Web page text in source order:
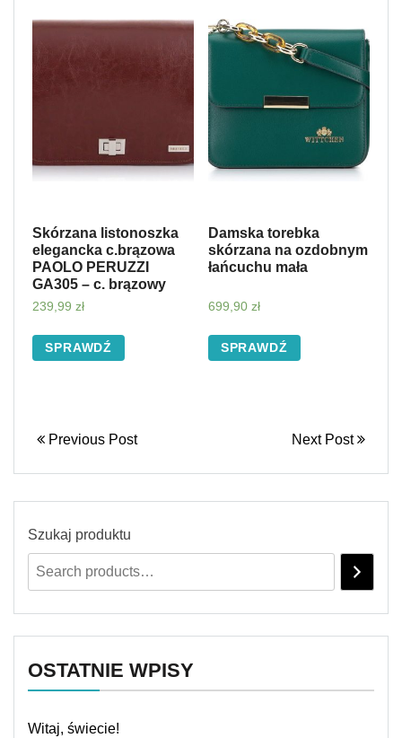
Skórzana listonoszka
elegancka c.brązowa
PAOLO PERUZZI
GA305 – c. brązowy
239,99 zł
SPRAWDŹ
Damska torebka
skórzana na ozdobnym
łańcuchu mała
699,90 zł
SPRAWDŹ
Previous Post Next Post
Szukaj produktu
OSTATNIE WPISY
Witaj, świecie!